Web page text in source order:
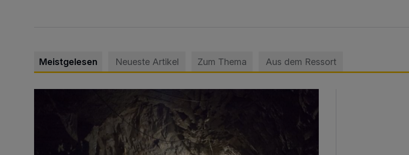
Meistgelesen Neueste Artikel Zum Thema Aus dem Ressort